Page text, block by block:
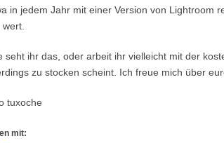
in jedem Jahr mit einer Version von Lightroom
seht ihr das, oder arbeit ihr vielleicht mit der
zu stocken scheint. Ich freue mich über
tuxoche
mit: